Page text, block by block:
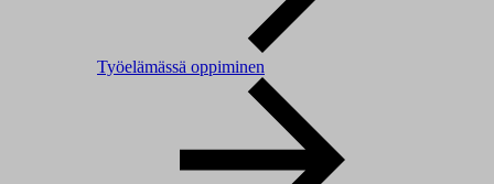
Työelämässä oppiminen